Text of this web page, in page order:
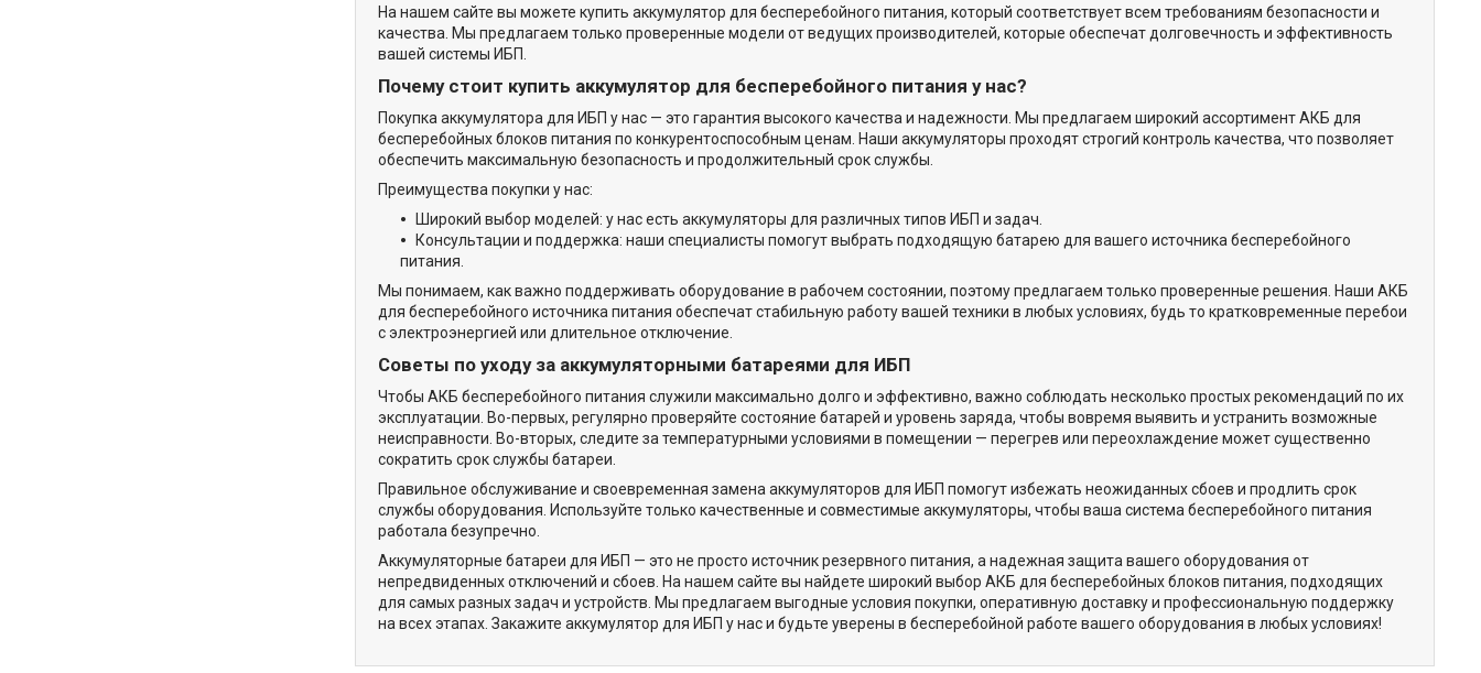
На нашем сайте вы можете купить аккумулятор для бесперебойного питания, который соответствует всем требованиям безопасности и
качества. Мы предлагаем только проверенные модели от ведущих производителей, которые обеспечат долговечность и эффективность
вашей системы ИБП.
Почему стоит купить аккумулятор для бесперебойного питания у нас?
Покупка аккумулятора для ИБП у нас — это гарантия высокого качества и надежности. Мы предлагаем широкий ассортимент АКБ для
бесперебойных блоков питания по конкурентоспособным ценам. Наши аккумуляторы проходят строгий контроль качества, что позволяет
обеспечить максимальную безопасность и продолжительный срок службы.
Преимущества покупки у нас:
Широкий выбор моделей: у нас есть аккумуляторы для различных типов ИБП и задач.
Консультации и поддержка: наши специалисты помогут выбрать подходящую батарею для вашего источника бесперебойного
питания.
Мы понимаем, как важно поддерживать оборудование в рабочем состоянии, поэтому предлагаем только проверенные решения. Наши АКБ
для бесперебойного источника питания обеспечат стабильную работу вашей техники в любых условиях, будь то кратковременные перебои
с электроэнергией или длительное отключение.
Советы по уходу за аккумуляторными батареями для ИБП
Чтобы АКБ бесперебойного питания служили максимально долго и эффективно, важно соблюдать несколько простых рекомендаций по их
эксплуатации. Во-первых, регулярно проверяйте состояние батарей и уровень заряда, чтобы вовремя выявить и устранить возможные
неисправности. Во-вторых, следите за температурными условиями в помещении — перегрев или переохлаждение может существенно
сократить срок службы батареи.
Правильное обслуживание и своевременная замена аккумуляторов для ИБП помогут избежать неожиданных сбоев и продлить срок
службы оборудования. Используйте только качественные и совместимые аккумуляторы, чтобы ваша система бесперебойного питания
работала безупречно.
Аккумуляторные батареи для ИБП — это не просто источник резервного питания, а надежная защита вашего оборудования от
непредвиденных отключений и сбоев. На нашем сайте вы найдете широкий выбор АКБ для бесперебойных блоков питания, подходящих
для самых разных задач и устройств. Мы предлагаем выгодные условия покупки, оперативную доставку и профессиональную поддержку
на всех этапах. Закажите аккумулятор для ИБП у нас и будьте уверены в бесперебойной работе вашего оборудования в любых условиях!